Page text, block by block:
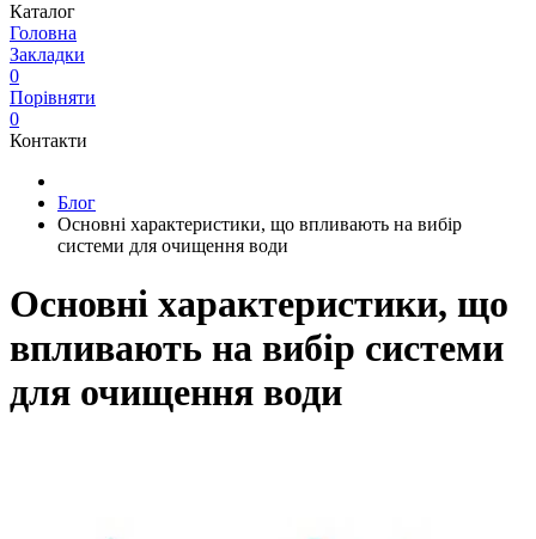
Каталог
Головна
Закладки
0
Порівняти
0
Контакти
Блог
Основні характеристики, що впливають на вибір
системи для очищення води
Основні характеристики, що
впливають на вибір системи
для очищення води